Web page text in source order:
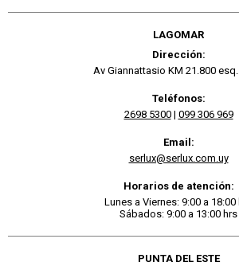
LAGOMAR
Dirección:
Av Giannattasio KM 21.800
Teléfonos:
2698 5300| 099 306 969
Email:
serlux@serlux.com.uy
Horarios de atención:
Lunes a Viernes: 9:00 a 18:00
Sábados: 9:00 a 13:00 hrs
PUNTA DEL ESTE